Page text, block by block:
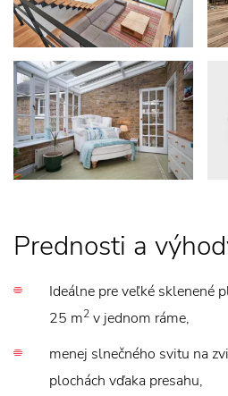
Prednosti a
Ideálne pre veľké sklenené
25 m2 v jednom ráme,
menej slnečného svitu na
plochách vďaka presahu,